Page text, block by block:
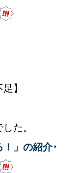
】
た。
！」の紹介･